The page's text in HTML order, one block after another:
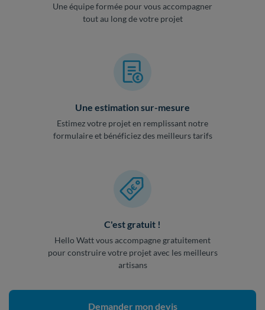
Une équipe formée pour vous accompagner
tout au long de votre projet
Une estimation sur-mesure
Estimez votre projet en remplissant notre
formulaire et bénéficiez des meilleurs tarifs
C'est gratuit !
Hello Watt vous accompagne gratuitement
pour construire votre projet avec les meilleurs
artisans
Demander mon devis